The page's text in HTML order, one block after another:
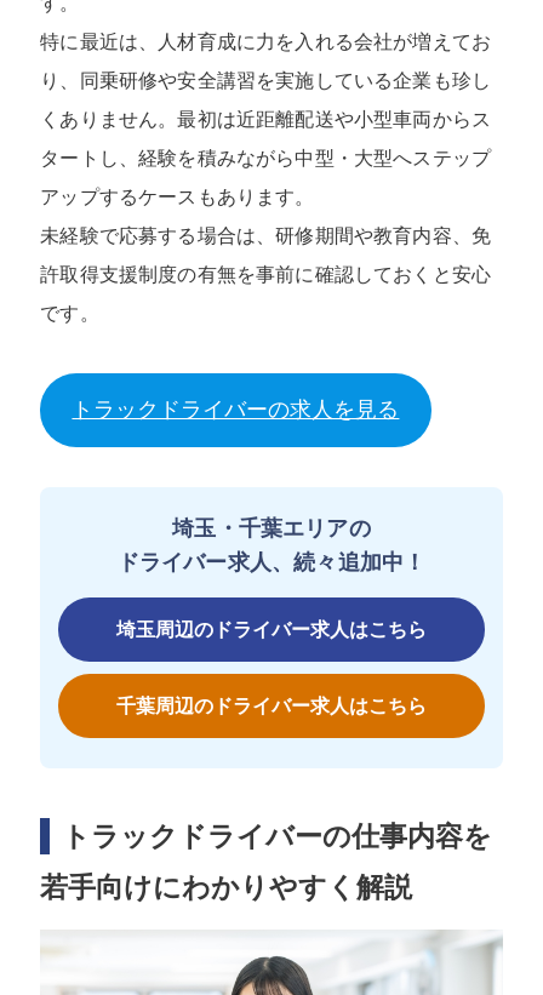
特に最近は、人材育成に力を入れる会社が増えてお
り、同乗研修や安全講習を実施している企業も珍し
くありません。最初は近距離配送や小型車両からス
タートし、経験を積みながら中型・大型へステップ
アップするケースもあります。
未経験で応募する場合は、研修期間や教育内容、免
許取得支援制度の有無を事前に確認しておくと安心
です。
トラックドライバーの求人を見る
埼玉・千葉エリアの
ドライバー求人、続々追加中！
埼玉周辺のドライバー求人はこちら
千葉周辺のドライバー求人はこちら
トラックドライバーの仕事内容を
若手向けにわかりやすく解説